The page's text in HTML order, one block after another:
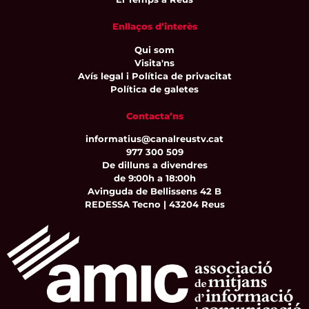
Enllaços d’interès
Qui som
Visita'ns
Avís legal i Política de privacitat
Política de galetes
Contacta’ns
informatius@canalreustv.cat
977 300 509
De dilluns a divendres
de 9:00h a 18:00h
Avinguda de Bellissens 42 B
REDESSA Tecno | 43204 Reus